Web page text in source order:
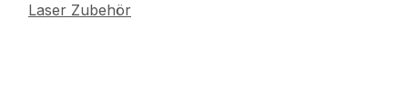
Laser Zubehör